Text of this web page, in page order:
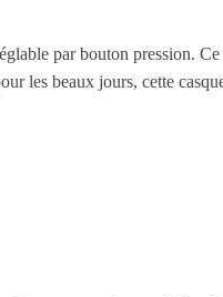
par bouton pression.
les beaux jours, cette